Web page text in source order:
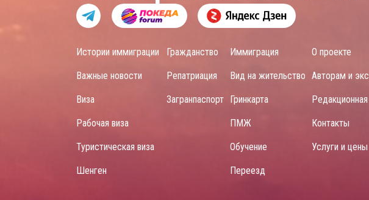
Истории иммиграции
Важные новости
Виза
Рабочая виза
Туристическая виза
Шенген
Гражданство
Репатриация
Загранпаспорт
Иммиграция
Вид на жительство
Гринкарта
ПМЖ
Обучение
Переезд
О проекте
Авторам и
Контакты
Услуги и цены